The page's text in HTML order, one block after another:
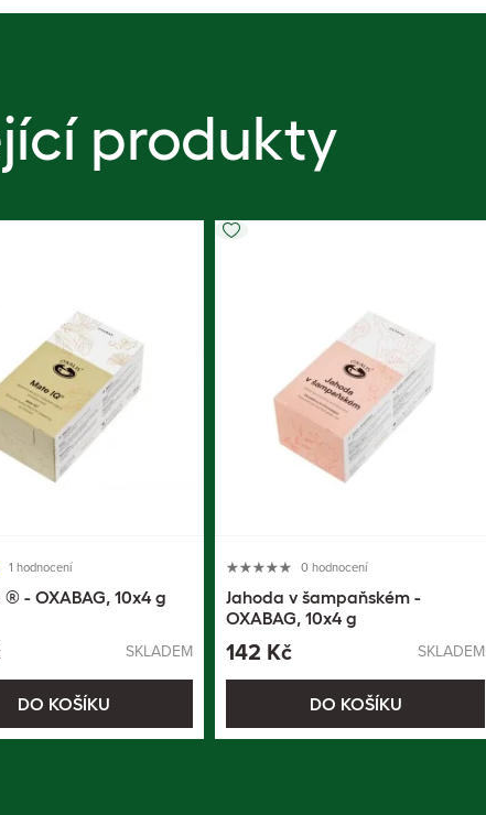
produkty
1 hodnocení
- OXABAG, 10x4 g
SKLADEM
DO KOŠÍKU
0 hodnocení
Jahoda v šampaňském -
OXABAG, 10x4 g
142 Kč SKLADEM
DO KOŠÍKU